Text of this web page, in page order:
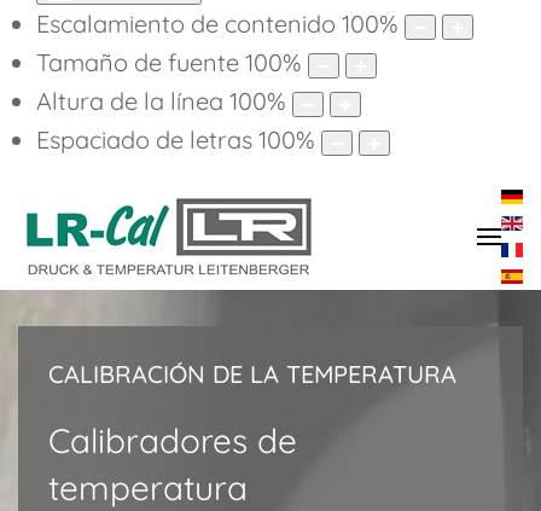
Escalamiento de contenido 100%
Tamaño de fuente 100%
Altura de la línea 100%
Espaciado de letras 100%
CALIBRACIÓN DE LA TEMPERATURA
Calibradores de
temperatura